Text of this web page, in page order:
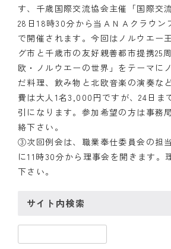
クラブのあゆみ
クラブの歴史
歴代会長・幹事
記念誌
案内
例会場・事務局の案内
リンク集
情報公開
入会のご案内
す、千歳国際交流協会主催「国際交
28日18時30分から当ＡＮＡクラウン
で開催されます。今回はノルウエー
グ市と千歳市の友好親善都市提携25
欧・ノルウエーの世界」をテーマに
だ料理、飲み物と北欧音楽の演奏な
費は大人1名3,000円ですが、24日ま
引になります。参加希望の方は事務
絡下さい。
③次回例会は、職業奉仕委員会の担
に11時30分から理事会を開きます。
下さい。
サイト内検索